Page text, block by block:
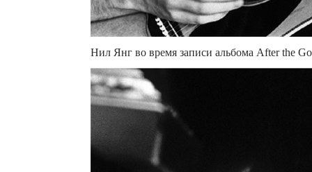
Нил Янг во время записи альбома After the